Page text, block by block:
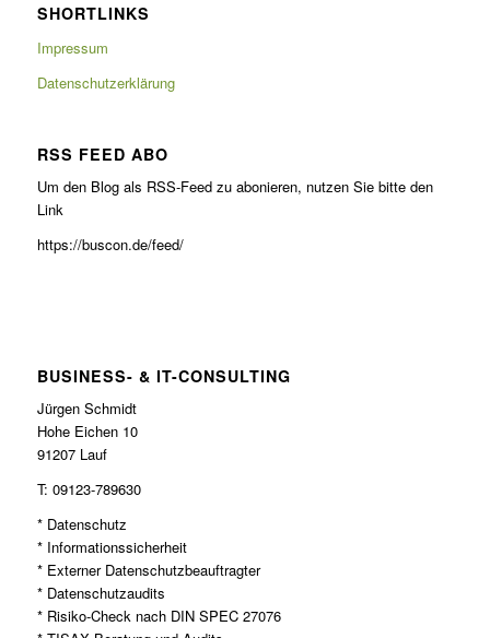
SHORTLINKS
Impressum
Datenschutzerklärung
RSS FEED ABO
Um den Blog als RSS-Feed zu abonieren, nutzen Sie bitte den
Link
https://buscon.de/feed/
BUSINESS- & IT-CONSULTING
Jürgen Schmidt
Hohe Eichen 10
91207 Lauf
T: 09123-789630
* Datenschutz
* Informationssicherheit
* Externer Datenschutzbeauftragter
* Datenschutzaudits
* Risiko-Check nach DIN SPEC 27076